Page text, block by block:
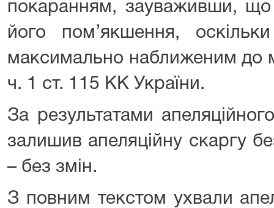
покаранням, зауваживши, що
його пом’якшення,
максимально наближеним до
ч. 1 ст. 115 КК України.
За результатами
залишив апеляційну скаргу
– без змін.
З повним текстом ухвали